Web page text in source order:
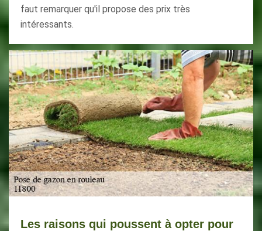
faut remarquer qu'il propose des prix très
intéressants.
Les raisons qui poussent à opter pour